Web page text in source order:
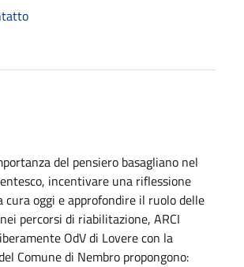
del pensiero basagliano nel
incentivare una riflessione
cura oggi e approfondire il ruolo delle
percorsi di riabilitazione, ARCI
OdV di Lovere con la
Comune di Nembro propongono: